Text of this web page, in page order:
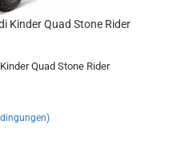
Kinder Quad Stone Rider
Quad Stone Rider